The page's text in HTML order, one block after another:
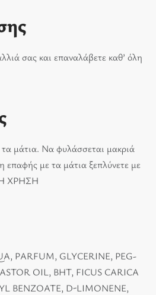
σας και επαναλάβετε καθ’ όλη
μάτια. Να φυλάσσεται µακριά
επαφής µε τα µάτια ξεπλύνετε µε
ΧΡΗΣΗ
PARFUM, GLYCERINE, PEG-
OIL, BHT, FICUS CARICA
BENZOATE, D-LIMONENE,